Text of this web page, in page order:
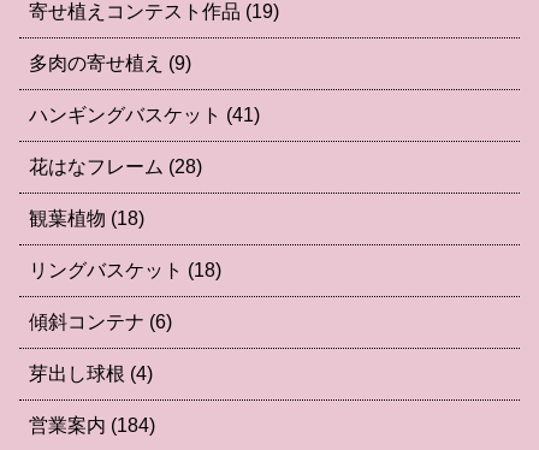
寄せ植えコンテスト作品 (19)
多肉の寄せ植え (9)
ハンギングバスケット (41)
花はなフレーム (28)
観葉植物 (18)
リングバスケット (18)
傾斜コンテナ (6)
芽出し球根 (4)
営業案内 (184)